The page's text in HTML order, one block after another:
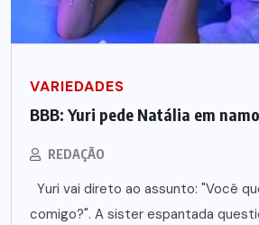
VARIEDADES
BBB: Yuri pede Natália em
REDAÇÃO
Yuri vai direto ao assunto: "Você
comigo?". A sister espantada